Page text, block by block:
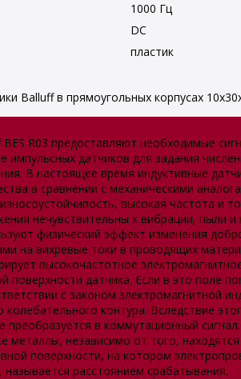
1000 Гц
DC
пластик
Balluff в прямоугольных корпусах
R03 предоставляют необходимые
импульсных датчиков для задания
В настоящее время индуктивные
в сравнении с механическими
высокая частота и
нечувствительны к вибрации, пыли
физический эффект изменения
на вихревые токи в проводящих
высокочастотное
поверхности датчика. Если в это поле
с законом электромагнитной
контура. Вследствие
преобразуется в коммутационный
металлы, независимо от того,
поверхности, на котором
называется расстоянием срабатывания.